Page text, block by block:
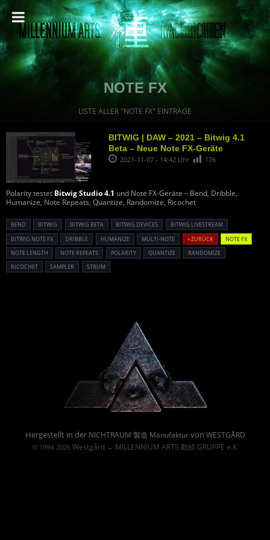
NOTE FX
LISTE ALLER "NOTE FX" EINTRÄGE
BITWIG | DAW – 2021 – Bitwig 4.1
Beta – Neue Note FX-Geräte
2021-11-07 - 14:42 Uhr 176
Polarity testet Bitwig Studio 4.1 und Note FX-Geräte – Bend, Dribble,
Humanize, Note Repeats, Quantize, Randomize, Ricochet
BEND BITWIG BITWIG BETA BITWIG DEVICES
BITWIG LIVESTREAM
BITWIG NOTE FX
DRIBBLE HUMANIZE MULTI-NOTE « ZURÜCK
NOTE FX
NOTE LENGTH
NOTE REPEATS POLARITY QUANTIZE
RANDOMIZE
RICOCHET
SAMPLER STRUM
Hergestellt in der NICHTRAUM 製造 Manufakturvon WESTGÅRD
© 1994-2026 Westgård→ MILLENNIUM ARTS 勤続 GRUPPE e.K.
Powered By :